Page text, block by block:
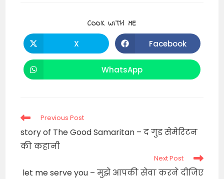
COOK WITH ME
Opens
in
a
X Opens
in
a
Facebook
Opens
in
WhatsApp
Read
articles
Previous Post
story of The Good Samaritan – द गुड सेमेरिटन
की कहानी
Next Post
let me serve you – मुझे आपकी सेवा करने दीजिए